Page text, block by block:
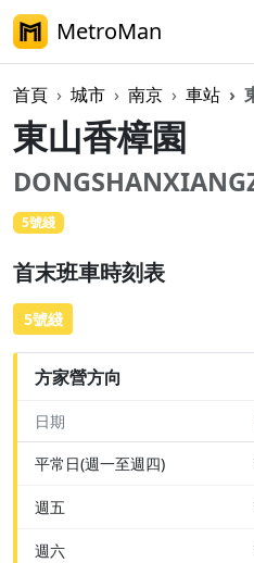
MetroMan
首頁 城市 南京 車站
東山香樟園
5號綫
首末班車時刻表
5號綫
方家營方向
日期
平常日(週一至週四)
週五
週六